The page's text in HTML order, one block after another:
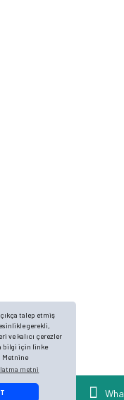
talep etmiş
gerekli,
ve kalıcı çerezler
bilgi için linke
Metnine
metni
ECKMARİNE.COM - Tüm Hakları